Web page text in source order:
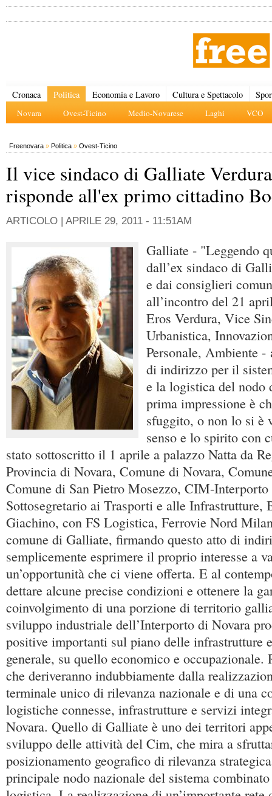
Cronaca Politica
Novara Ovest-Ticino Medio-Novarese Laghi VCO
Economia e Lavoro Cultura e Spettacolo
Freenovara » Politica » Ovest-Ticino
Il vice sindaco di Galliate Verdura
risponde all'ex primo cittadino
ARTICOLO | APRILE 29, 2011 - 11:51AM
Galliate - "Leggendo
dall’ex sindaco di
e dai consiglieri
all’incontro del 21
Eros Verdura, Vice
Urbanistica,
Personale, Ambiente -
di indirizzo per il
e la logistica del
prima impressione è
sfuggito, o non lo si è
senso e lo spirito con
stato sottoscritto il 1 aprile a palazzo Natta da
Provincia di Novara, Comune di Novara,
Comune di San Pietro Mosezzo, CIM-Interporto
Sottosegretario ai Trasporti e alle Infrastrutture,
Giachino, con FS Logistica, Ferrovie Nord
comune di Galliate, firmando questo atto di
semplicemente esprimere il proprio interesse a
un’opportunità che ci viene offerta. E al
dettare alcune precise condizioni e ottenere la
coinvolgimento di una porzione di territorio
sviluppo industriale dell’Interporto di Novara
positive importanti sul piano delle infrastrutture
generale, su quello economico e occupazionale.
che deriveranno indubbiamente dalla
terminale unico di rilevanza nazionale e di una
logistiche connesse, infrastrutture e servizi
Novara. Quello di Galliate è uno dei territori
sviluppo delle attività del Cim, che mira a
posizionamento geografico di rilevanza
principale nodo nazionale del sistema